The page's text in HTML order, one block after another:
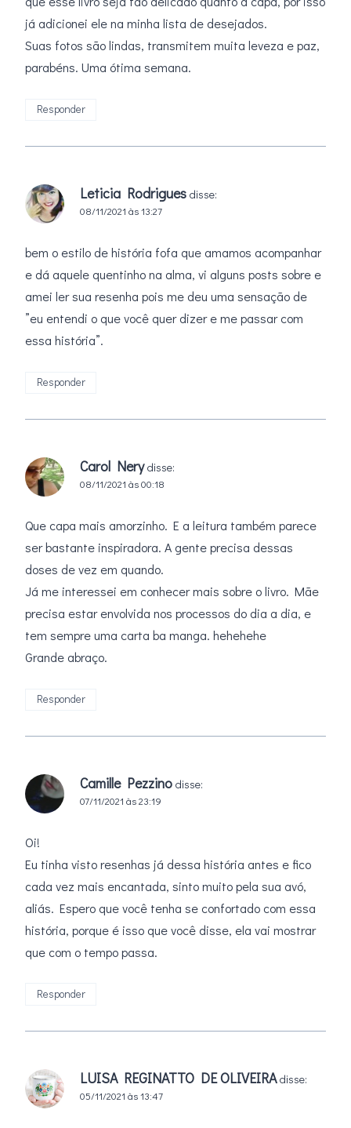
já adicionei ele na minha lista de desejados.
Suas fotos são lindas, transmitem muita leveza e paz,
parabéns. Uma ótima semana.
Responder
Leticia Rodrigues disse:
08/11/2021 às 13:27
bem o estilo de história fofa que amamos acompanhar
e dá aquele quentinho na alma, vi alguns posts sobre e
amei ler sua resenha pois me deu uma sensação de
”eu entendi o que você quer dizer e me passar com
essa história”.
Responder
Carol Nery disse:
08/11/2021 às 00:18
Que capa mais amorzinho. E a leitura também parece
ser bastante inspiradora. A gente precisa dessas
doses de vez em quando.
Já me interessei em conhecer mais sobre o livro. Mãe
precisa estar envolvida nos processos do dia a dia, e
tem sempre uma carta ba manga. hehehehe
Grande abraço.
Responder
Camille Pezzino disse:
07/11/2021 às 23:19
Oi!
Eu tinha visto resenhas já dessa história antes e fico
cada vez mais encantada, sinto muito pela sua avó,
aliás. Espero que você tenha se confortado com essa
história, porque é isso que você disse, ela vai mostrar
que com o tempo passa.
Responder
LUISA REGINATTO DE OLIVEIRA disse:
05/11/2021 às 13:47